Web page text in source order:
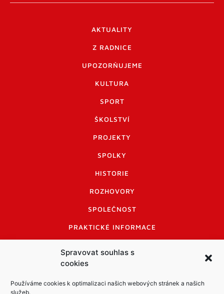
Spravovat souhlas s
cookies
Používáme cookies k optimalizaci našich webových stránek a našich
služeb.
AKTUALITY
Z RADNICE
UPOZORŇUJEME
KULTURA
SPORT
ŠKOLSTVÍ
PROJEKTY
SPOLKY
HISTORIE
ROZHOVORY
SPOLEČNOST
PRAKTICKÉ INFORMACE
INFORMACE A KODEX DISKUTUJÍCÍCH
LOGO A LOGO MANUÁL